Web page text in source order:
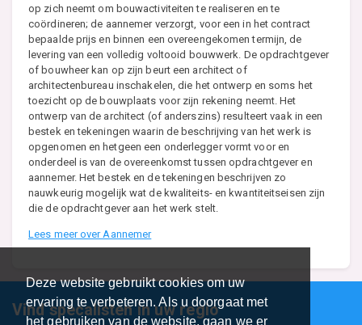
Deze website gebruikt cookies om uw
ervaring te verbeteren. Als u doorgaat met
het gebruiken van de website, gaan we er
op zich neemt om bouwactiviteiten te realiseren en te
coördineren; de aannemer verzorgt, voor een in het contract
bepaalde prijs en binnen een overeengekomen termijn, de
levering van een volledig voltooid bouwwerk. De opdrachtgever
of bouwheer kan op zijn beurt een architect of
architectenbureau inschakelen, die het ontwerp en soms het
toezicht op de bouwplaats voor zijn rekening neemt. Het
ontwerp van de architect (of anderszins) resulteert vaak in een
bestek en tekeningen waarin de beschrijving van het werk is
opgenomen en hetgeen een onderlegger vormt voor en
onderdeel is van de overeenkomst tussen opdrachtgever en
aannemer. Het bestek en de tekeningen beschrijven zo
nauwkeurig mogelijk wat de kwaliteits- en kwantiteitseisen zijn
die de opdrachtgever aan het werk stelt.
Lees meer over Aannemer
Vind specalisten in uw regio